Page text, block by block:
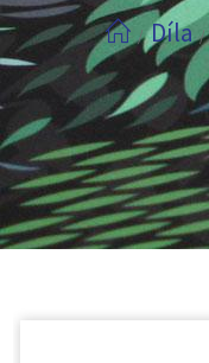
/ Díla /